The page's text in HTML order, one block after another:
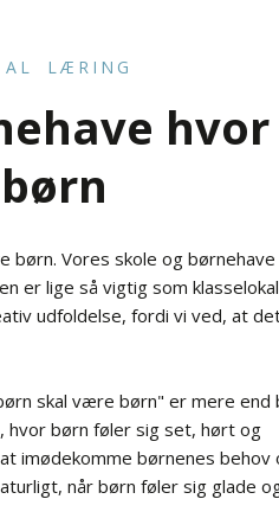
LÆRING​
hvor
børn. Vores skole og
er lige så vigtig som
udfoldelse, fordi vi ved, at
skal være børn" er mere end
børn føler sig set, hørt og
imødekomme børnenes behov
når børn føler sig glade